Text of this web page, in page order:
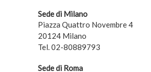
Sede di Milano
Piazza Quattro Novembre 4
20124 Milano
Tel. 02-80889793
Sede di Roma